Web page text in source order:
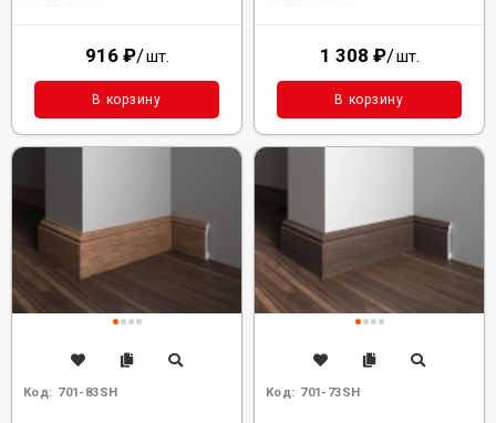
916 ₽/шт.
В корзину
1 308 ₽/шт.
В корзину
Код: 701-83SH Код: 701-73SH